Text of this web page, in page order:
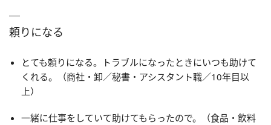
頼りになる
とても頼りになる。トラブルになったときにいつも助けて
くれる。（商社・卸／秘書・アシスタント職／10年目以
上）
一緒に仕事をしていて助けてもらったので。（食品・飲料